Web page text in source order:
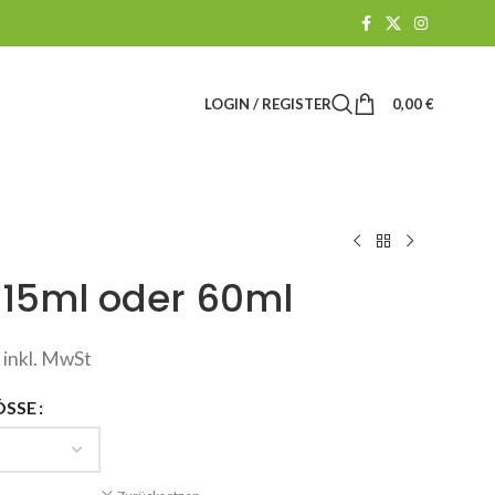
LOGIN / REGISTER 0,00€
oder 60ml
inkl. MwSt